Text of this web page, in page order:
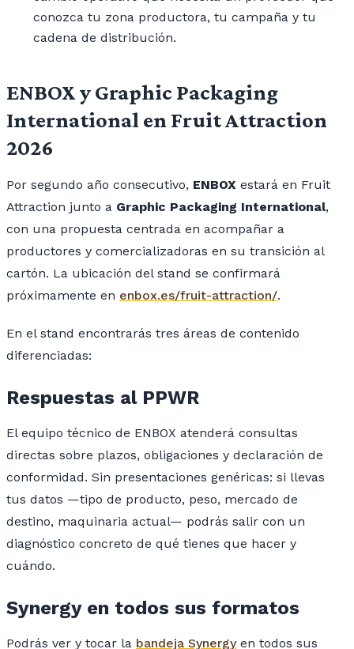
conozca tu zona productora, tu campaña y tu
cadena de distribución.
ENBOX y Graphic Packaging
International en Fruit Attraction
2026
Por segundo año consecutivo, ENBOX estará en Fruit
Attraction junto a Graphic Packaging International,
con una propuesta centrada en acompañar a
productores y comercializadoras en su transición al
cartón. La ubicación del stand se confirmará
próximamente en enbox.es/fruit-attraction/.
En el stand encontrarás tres áreas de contenido
diferenciadas:
Respuestas al PPWR
El equipo técnico de ENBOX atenderá consultas
directas sobre plazos, obligaciones y declaración de
conformidad. Sin presentaciones genéricas: si llevas
tus datos —tipo de producto, peso, mercado de
destino, maquinaria actual— podrás salir con un
diagnóstico concreto de qué tienes que hacer y
cuándo.
Synergy en todos sus formatos
Podrás ver y tocar la bandeja Synergyen todos sus